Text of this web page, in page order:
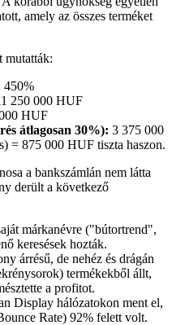
amely az összes terméket
mutatták:
450%
250 000 HUF
HUF
átlagosan 30%): 3 375 000
= 875 000 HUF tiszta haszon.
a bankszámlán nem látta
derült a következő
márkanévre ("bútortrend",
keresések hozták.
árrésű, de nehéz és drágán
termékekből állt,
a profitot.
Display hálózatokon ment el,
Rate) 92% felett volt.